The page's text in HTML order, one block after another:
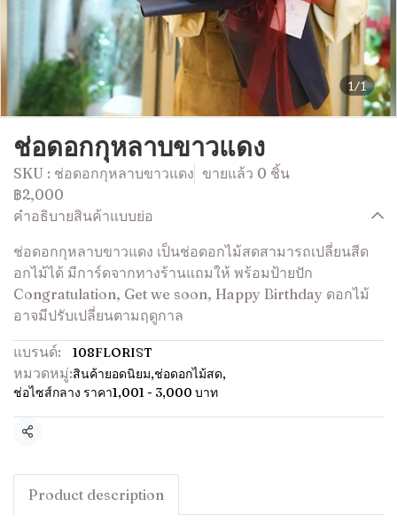
1/1
ช่อดอกกุหลาบขาวแดง
SKU : ช่อดอกกุหลาบขาวแดง ขายแล้ว 0 ชิ้น
฿2,000
คำอธิบายสินค้าแบบย่อ
ช่อดอกกุหลาบขาวแดง เป็นช่อดอกไม้สดสามารถเปลี่ยนสีด
อกไม้ได้ มีการ์ดจากทางร้านแถมให้ พร้อมป้ายปัก
Congratulation, Get we soon, Happy Birthday ดอกไม้
อาจมีปรับเปลี่ยนตามฤดูกาล
แบรนด์: 108FLORIST
หมวดหมู่:สินค้ายอดนิยม,ช่อดอกไม้สด,
ช่อไซส์กลาง ราคา1,001 - 3,000 บาท
แชร์
Product description